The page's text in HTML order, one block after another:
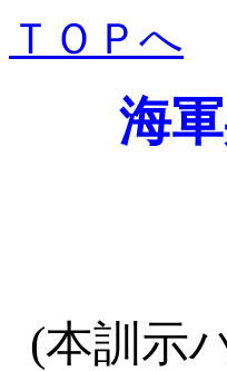
ＴＯＰへ
海
(本訓示